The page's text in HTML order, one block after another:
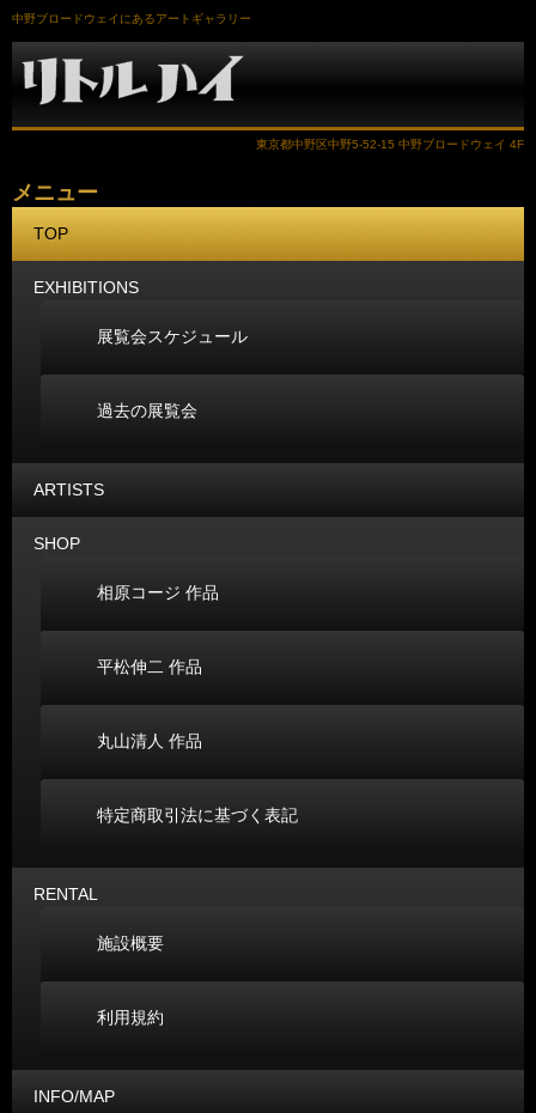
中野ブロードウェイにあるアートギャラリー
東京都中野区中野5-52-15 中野ブロードウェイ 4F
メニュー
TOP
EXHIBITIONS
展覧会スケジュール
過去の展覧会
ARTISTS
SHOP
相原コージ 作品
平松伸二 作品
丸山清人 作品
特定商取引法に基づく表記
RENTAL
施設概要
利用規約
INFO/MAP